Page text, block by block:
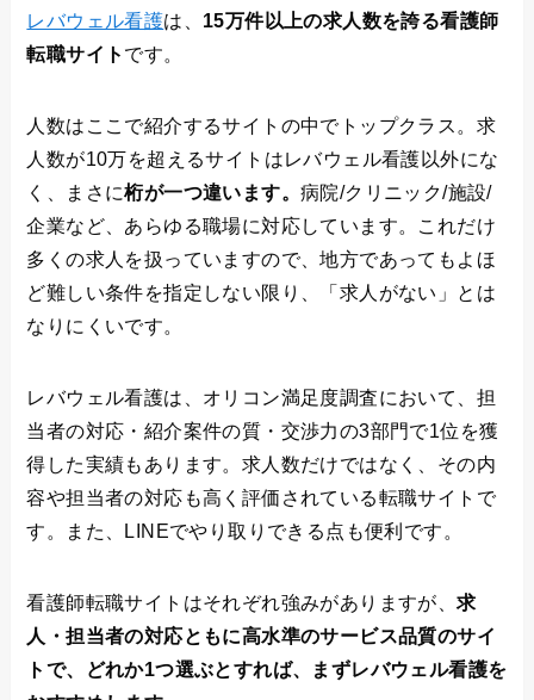
レバウェル看護は、 15万件以上の求人数を誇る看護師
転職サイト です。
人数はここで紹介するサイトの中でトップクラス。求
人数が10万を超えるサイトはレバウェル看護以外にな
く、まさに桁が一つ違います。病院/クリニック/施設/
企業など、あらゆる職場に対応しています。これだけ
多くの求人を扱っていますので、地方であってもよほ
ど難しい条件を指定しない限り、「求人がない」とは
なりにくいです。
レバウェル看護は、オリコン満足度調査において、担
当者の対応・紹介案件の質・交渉力の3部門で1位を獲
得した実績もあります。求人数だけではなく、その内
容や担当者の対応も高く評価されている転職サイトで
す。また、LINEでやり取りできる点も便利です。
看護師転職サイトはそれぞれ強みがありますが、求
人・担当者の対応ともに高水準のサービス品質のサイ
トで、どれか1つ選ぶとすれば、まずレバウェル看護を